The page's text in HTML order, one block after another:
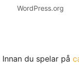
WordPress.org
Innan du spelar på